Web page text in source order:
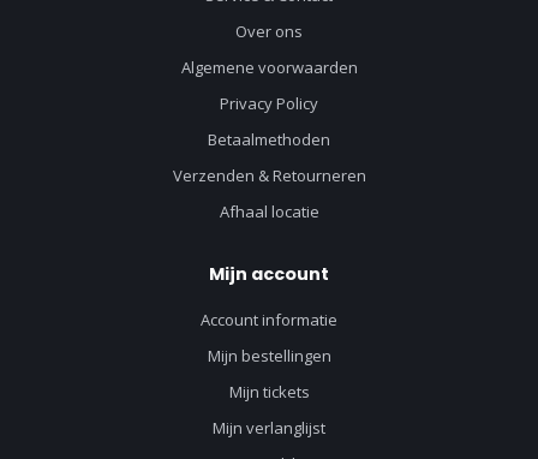
Over ons
Algemene voorwaarden
Privacy Policy
Betaalmethoden
Verzenden & Retourneren
Afhaal locatie
Mijn account
Account informatie
Mijn bestellingen
Mijn tickets
Mijn verlanglijst